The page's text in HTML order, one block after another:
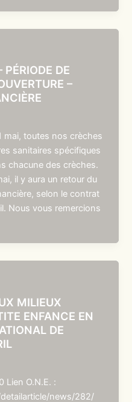
DE
–
mai, toutes nos crèches
sanitaires spécifiques
chacune des crèches.
il y aura un retour du
selon le contrat
Nous vous remercions
MILIEUX
ENFANCE EN
DE
Lien O.N.E. :
news/282/